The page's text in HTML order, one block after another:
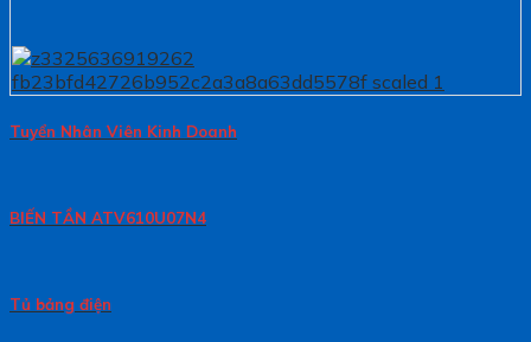
Tuyển Nhân Viên Kinh Doanh
BIẾN TẦN ATV610U07N4
Tủ bảng điện